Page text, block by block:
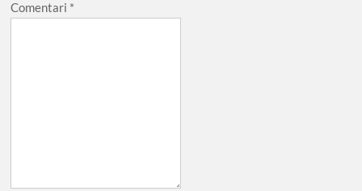
Comentari *